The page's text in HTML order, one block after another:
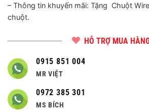
– Thông tin khuyến mãi: Tặng Chuột
chuột.
HỖ TRỢ MUA
0915 851 004
MR VIỆT
0972 385 301
MS BÍCH